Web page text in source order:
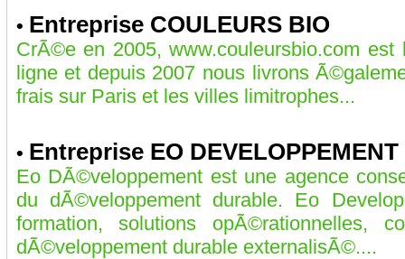
• Entreprise COULEURS BIO
CrÃ©e en 2005, www.couleursbio.com
ligne et depuis 2007 nous livrons
frais sur Paris et les villes limitrophes...
• Entreprise EO DEVELOPPEMENT
Eo DÃ©veloppement est une agence
du dÃ©veloppement durable. Eo
formation, solutions opÃ©rationnelles,
dÃ©veloppement durable externalisÃ©....